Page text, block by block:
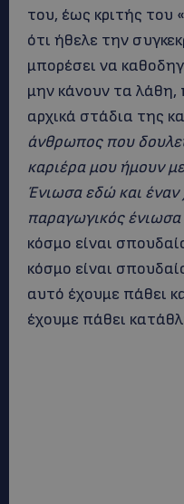
του, έως κριτής του
ότι ήθελε την
μπορέσει να
μην κάνουν τα λάθη,
αρχικά στάδια της
άνθρωπος που
καριέρα μου ήμουν
Ένιωσα εδώ και έναν
παραγωγικός
κόσμο είναι
κόσμο είναι
αυτό έχουμε πάθει
έχουμε πάθει